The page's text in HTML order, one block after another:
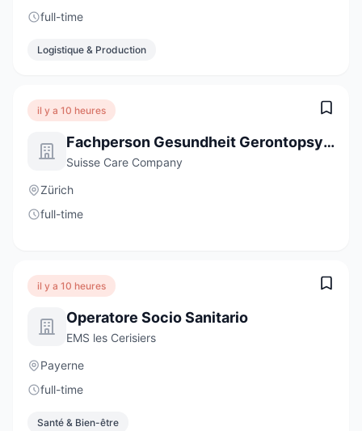
full-time
Logistique & Production
il y a 10 heures
Fachperson Gesundheit Gerontopsychiatrie (60-100%)
Suisse Care Company
Zürich
full-time
il y a 10 heures
Operatore Socio Sanitario
EMS les Cerisiers
Payerne
full-time
Santé & Bien-être